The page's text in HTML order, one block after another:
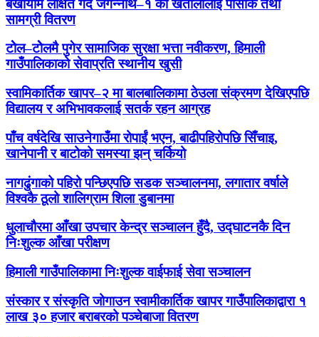
बर्खायाम लक्षित गर्दै जगन्नाथ–१ का खेतालालाई पोसाक तथा
सामग्री वितरण
टोेल–टोेलमै पुगेर सामाजिक सुरक्षा भत्ता नवीकरण, हिमाली
गाउँपालिकाको सेवाप्रति स्थानीय खुसी
स्वामिकार्तिक खापर–२ मा बालबालिकामा ठेउला संक्रमण देखिएपछि
विद्यालय र अभिभावकलाई सतर्क रहन आग्रह
पाँच वर्षदेखि साउनेगाउँमा रोपाईं भएन, बाढीपहिरोपछि सिँचाइ,
खानेपानी र बाटोको समस्या झन् चर्कियो
नागढुंगाको पहिरो पन्छिएपछि सडक सञ्चालनमा, लगातार वर्षाले
विश्वकै ठूलो शालिग्राम शिला डुबानमा
धुलाचौरमा आँखा उपचार केन्द्र सञ्चालन हुँदै, उद्घाटनकै दिन
निःशुल्क आँखा परीक्षण
हिमाली गाउँपालिकामा निःशुल्क वाईफाई सेवा सञ्चालन
संस्कार र संस्कृति जोगाउन स्वामीकार्तिक खापर गाउँपालिकाद्वारा १
लाख ३० हजार बराबरको पञ्चेबाजा वितरण